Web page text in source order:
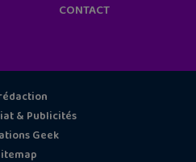
CONTACT
& Publicités
Geek